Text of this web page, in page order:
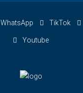
WhatsApp TikTok
Youtube